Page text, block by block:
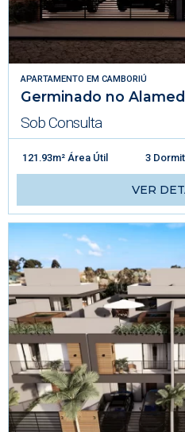
APARTAMENTO EM CAMBORIÚ
Germinado no
Sob Consulta
121.93m² Área Útil 3
VER